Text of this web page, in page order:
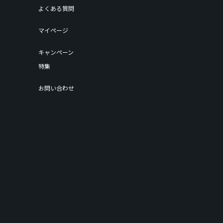
よくある質問
マイページ
キャンペーン
特集
お問い合わせ